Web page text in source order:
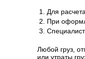
Для
При
Любой груз,
или утраты